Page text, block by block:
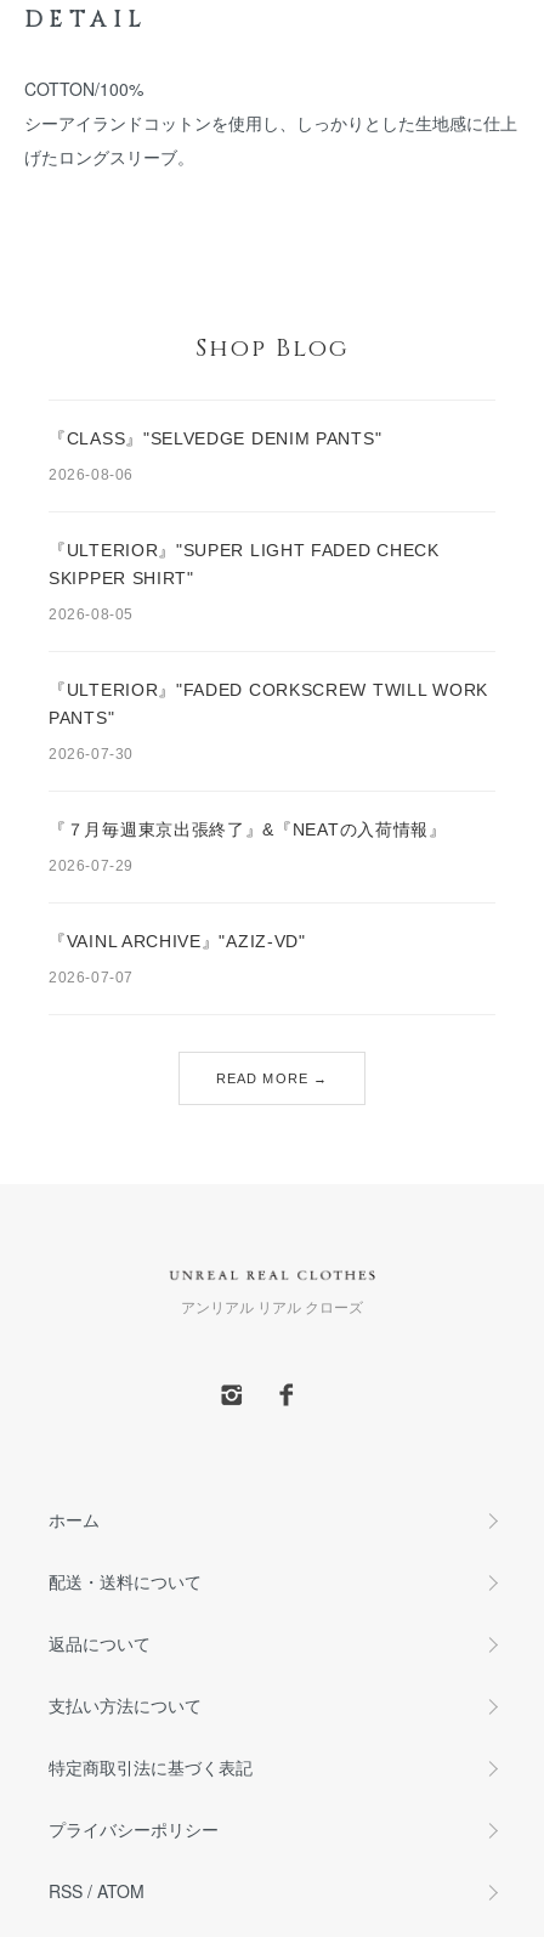
DETAIL
COTTON/100%
シーアイランドコットンを使用し、しっかりとした生地感に仕上
げたロングスリーブ。
Shop Blog
『CLASS』"SELVEDGE DENIM PANTS"
2026-08-06
『ULTERIOR』"SUPER LIGHT FADED CHECK
SKIPPER SHIRT"
2026-08-05
『ULTERIOR』"FADED CORKSCREW TWILL WORK
PANTS"
2026-07-30
『７月毎週東京出張終了』&『NEATの入荷情報』
2026-07-29
『VAINL ARCHIVE』"AZIZ-VD"
2026-07-07
READ MORE →
アンリアル リアル クローズ
ホーム
配送・送料について
返品について
支払い方法について
特定商取引法に基づく表記
プライバシーポリシー
RSS / ATOM